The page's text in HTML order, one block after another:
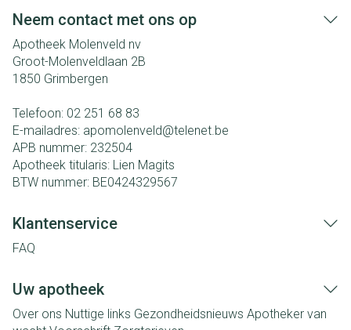
Neem contact met ons op
Apotheek Molenveld nv
Groot-Molenveldlaan 2B
1850 Grimbergen
Telefoon: 02 251 68 83
E-mailadres: apomolenveld@telenet.be
APB nummer: 232504
Apotheek titularis: Lien Magits
BTW nummer: BE0424329567
Klantenservice
FAQ
Uw apotheek
Over ons Nuttige links Gezondheidsnieuws Apotheker van